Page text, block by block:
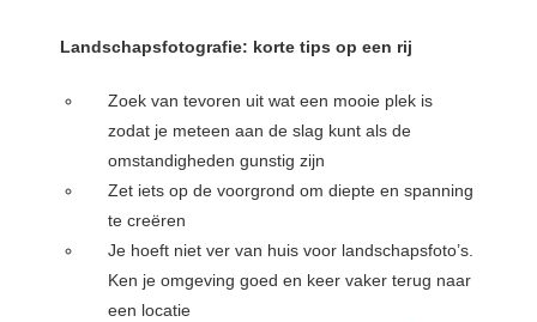
Landschapsfotografie: korte tips op een rij
Zoek van tevoren uit wat een mooie plek is
zodat je meteen aan de slag kunt als de
omstandigheden gunstig zijn
Zet iets op de voorgrond om diepte en spanning
te creëren
Je hoeft niet ver van huis voor landschapsfoto’s.
Ken je omgeving goed en keer vaker terug naar
een locatie